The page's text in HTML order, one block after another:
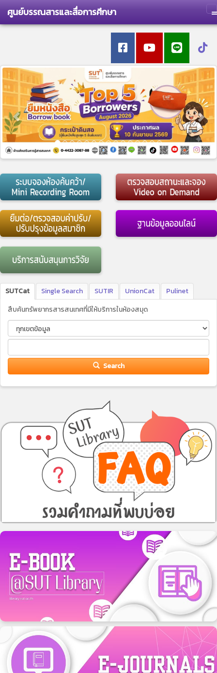
ศูนย์บรรณสารและสื่อการศึกษา
Previous
SUTCat Single Search SUTIR UnionCat
Pulinet
สืบค้นทรัพยากรสารสนเทศที่มีให้บริการในห้องสมุด
Search